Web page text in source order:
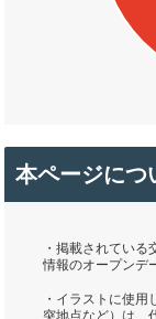
本ページにつ
・掲載されてい
情報のオープンデ
・イラストに使
突地点など）は、